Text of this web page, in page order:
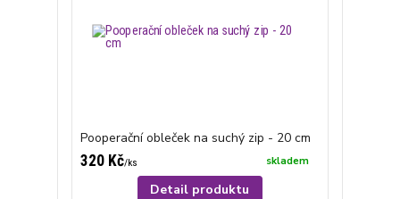
Pooperační obleček na suchý zip - 20 cm
320 Kč/ks skladem
Detail produktu